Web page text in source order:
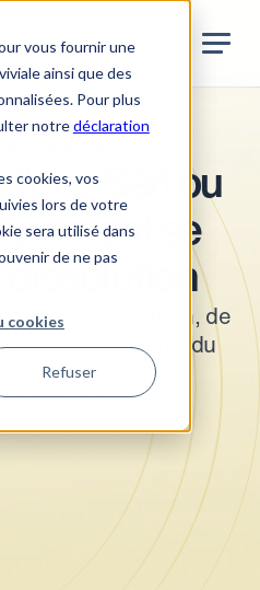
vous fournir une
ainsi que des
Pour plus
notredéclaration
cookies, vos
lors de votre
sera utilisé dans
de ne pas
cookies
Refuser
d'entreprise
Sàrl ou
se
dissolution
de la liquidation, de
du registre du
de lecture min.